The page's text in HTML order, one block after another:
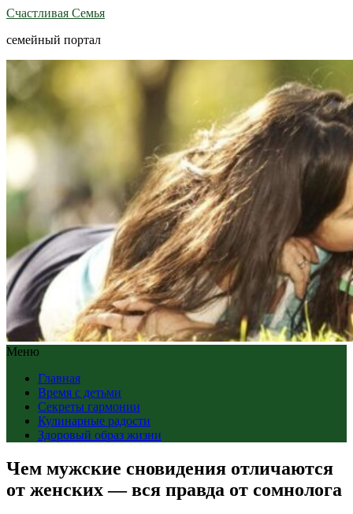
Счастливая Семья
семейный портал
Меню
Главная
Время с детьми
Секреты гармонии
Кулинарные радости
Здоровый образ жизни
Чем мужские сновидения отличаются
от женских — вся правда от сомнолога